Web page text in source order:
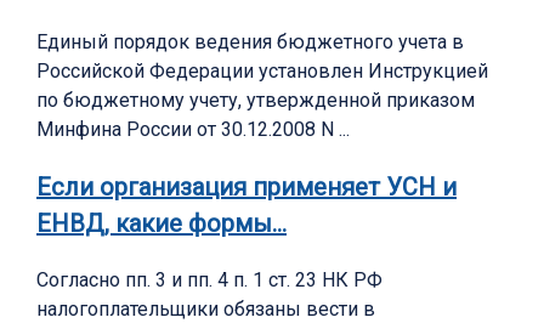
Единый порядок ведения бюджетного учета в
Российской Федерации установлен Инструкцией
по бюджетному учету, утвержденной приказом
Минфина России от 30.12.2008 N ...
Если организация применяет УСН и
ЕНВД, какие формы…
Согласно пп. 3 и пп. 4 п. 1 ст. 23 НК РФ
налогоплательщики обязаны вести в